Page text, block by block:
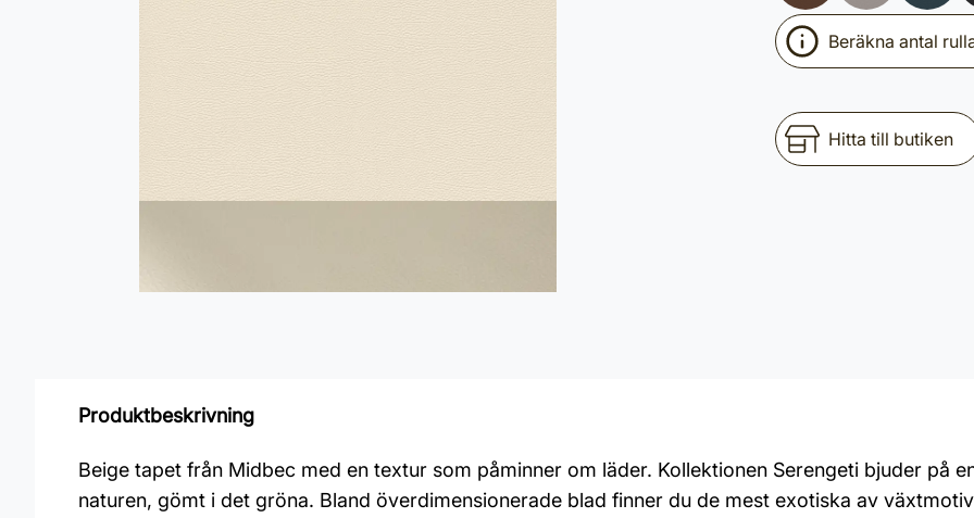
Beräkna antal
Hitta till butiken
Produktbeskrivning
Beige tapet från Midbec med en textur som påminner om läder. Kollektionen Serengeti bjuder på
naturen, gömt i det gröna. Bland överdimensionerade blad finner du de mest exotiska av